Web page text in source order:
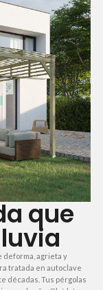
que
deforma, agrieta y
tratada en autoclave
décadas. Tus pérgolas